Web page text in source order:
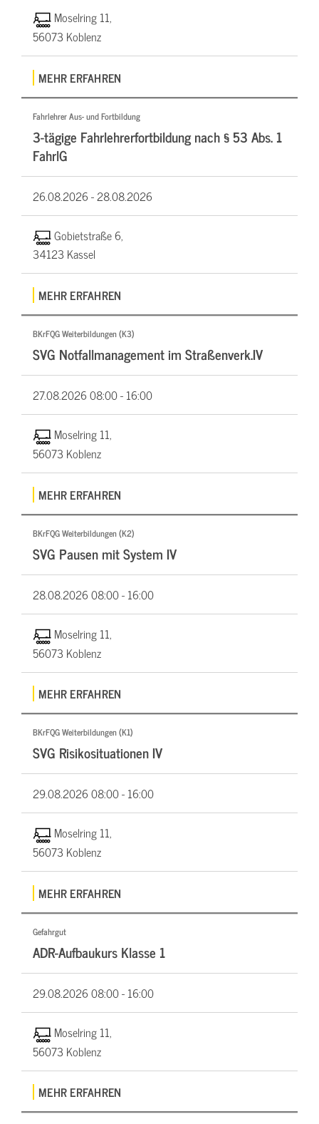
Moselring 11,
56073 Koblenz
MEHR ERFAHREN
Fahrlehrer Aus- und Fortbildung
3-tägige Fahrlehrerfortbildung nach § 53 Abs. 1
FahrlG
26.08.2026 -28.08.2026
Gobietstraße 6,
34123 Kassel
MEHR ERFAHREN
BKrFQG Weiterbildungen (K3)
SVG Notfallmanagement im Straßenverk.IV
27.08.202608:00 - 16:00
Moselring 11,
56073 Koblenz
MEHR ERFAHREN
BKrFQG Weiterbildungen (K2)
SVG Pausen mit System IV
28.08.202608:00 - 16:00
Moselring 11,
56073 Koblenz
MEHR ERFAHREN
BKrFQG Weiterbildungen (K1)
SVG Risikosituationen IV
29.08.202608:00 - 16:00
Moselring 11,
56073 Koblenz
MEHR ERFAHREN
Gefahrgut
ADR-Aufbaukurs Klasse 1
29.08.202608:00 - 16:00
Moselring 11,
56073 Koblenz
MEHR ERFAHREN